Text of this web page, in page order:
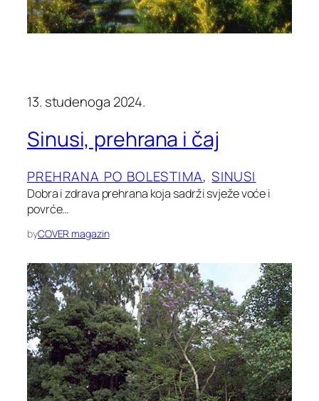
13. studenoga 2024.
Sinusi, prehrana i čaj
PREHRANA PO BOLESTIMA, SINUSI
Dobra i zdrava prehrana koja sadrži svježe voće i
povrće…
byCOVER magazin